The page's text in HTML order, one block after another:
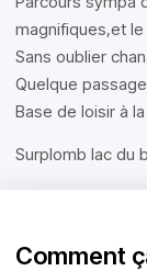
magnifiques,et
Sans oublier
Quelque
Base de loisir à
Surplomb lac du
Comment